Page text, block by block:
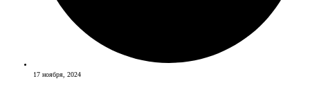
17 ноября, 2024